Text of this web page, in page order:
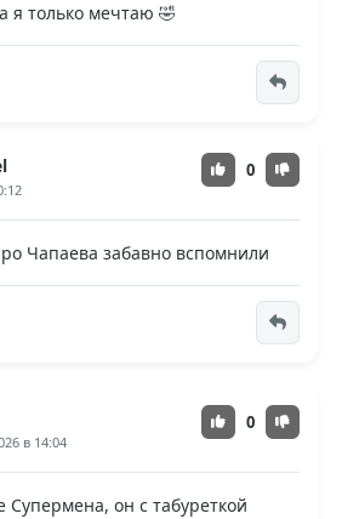
я только мечтаю 🤣
0
Чапаева забавно вспомнили
в 14:04
0
Супермена, он с табуреткой